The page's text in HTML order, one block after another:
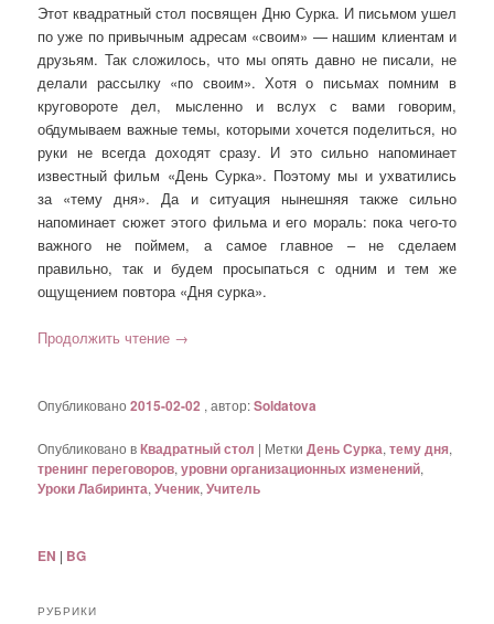
Этот квадратный стол посвящен Дню Сурка. И письмом ушел
по уже по привычным адресам «своим» — нашим клиентам и
друзьям. Так сложилось, что мы опять давно не писали, не
делали рассылку «по своим». Хотя о письмах помним в
круговороте дел, мысленно и вслух с вами говорим,
обдумываем важные темы, которыми хочется поделиться, но
руки не всегда доходят сразу. И это сильно напоминает
известный фильм «День Сурка». Поэтому мы и ухватились
за «тему дня». Да и ситуация нынешняя также сильно
напоминает сюжет этого фильма и его мораль: пока чего-то
важного не поймем, а самое главное – не сделаем
правильно, так и будем просыпаться с одним и тем же
ощущением повтора «Дня сурка».
Продолжить чтение →
Опубликовано2015-02-02 , автор:Soldatova
Опубликовано вКвадратный стол | Метки День Сурка,тему дня,
тренинг переговоров,уровни организационных изменений,
Уроки Лабиринта,Ученик,Учитель
EN | BG
РУБРИКИ